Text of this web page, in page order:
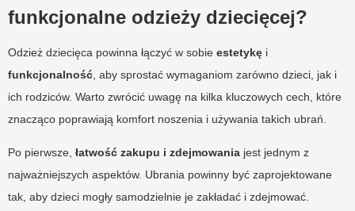
funkcjonalne odzieży dziecięcej?
Odzież dziecięca powinna łączyć w sobie estetykę i
funkcjonalność , aby sprostać wymaganiom zarówno dzieci, jak i
ich rodziców. Warto zwrócić uwagę na kilka kluczowych cech, które
znacząco poprawiają komfort noszenia i używania takich ubrań.
Po pierwsze, łatwość zakupu i zdejmowania jest jednym z
najważniejszych aspektów. Ubrania powinny być zaprojektowane
tak, aby dzieci mogły samodzielnie je zakładać i zdejmować.